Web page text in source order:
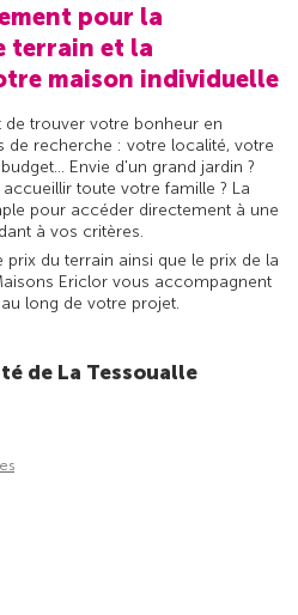
pour la
terrain et la
maison individuelle
trouver votre bonheur en
recherche : votre localité, votre
Envie d'un grand jardin ?
toute votre famille ? La
pour accéder directement à une
à vos critères.
du terrain ainsi que le prix de la
Ericlor vous accompagnent
long de votre projet.
de La Tessoualle